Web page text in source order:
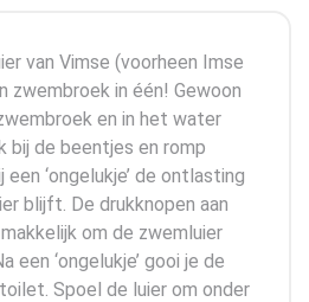
van Vimse (voorheen Imse
zwembroek in één! Gewoon
en in het water
bij de beentjes en romp
‘ongelukje’ de ontlasting
blijft. De drukknopen aan
om de zwemluier
een ‘ongelukje’ gooi je de
Spoel de luier om onder